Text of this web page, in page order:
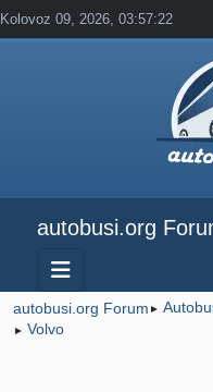
Kolovoz 09, 2026, 03:57:22
autobusi.org
autobusi.org Forum ►
► Volvo